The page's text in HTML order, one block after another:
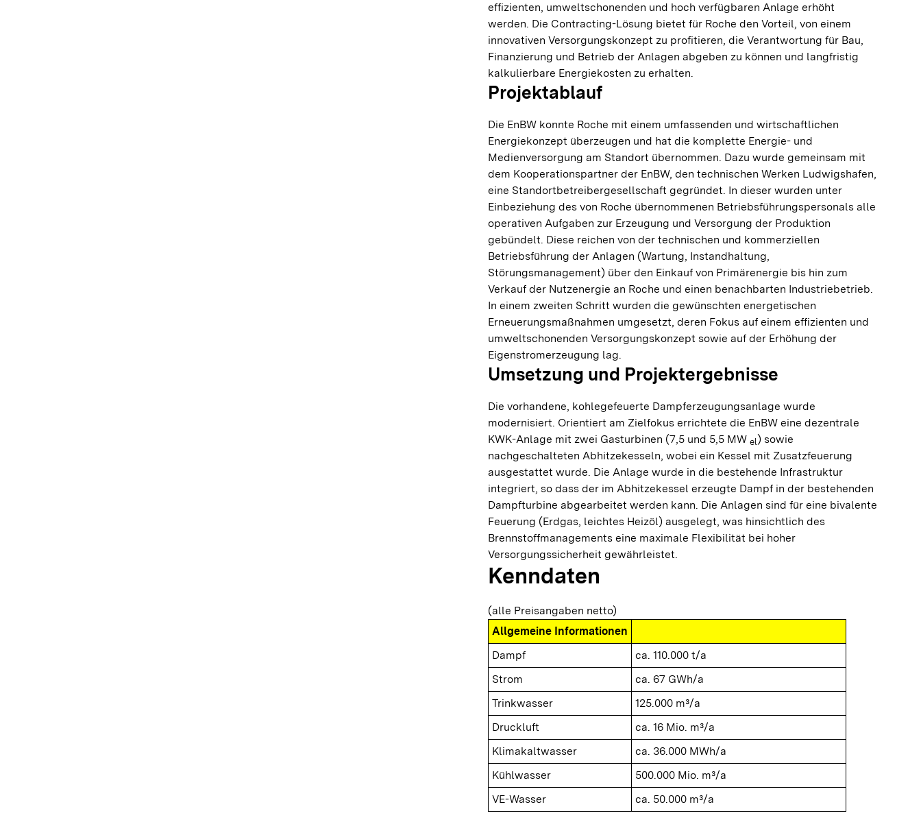
effizienten, umweltschonenden und hoch verfügbaren Anlage erhöht
werden. Die Contracting-Lösung bietet für Roche den Vorteil, von einem
innovativen Versorgungskonzept zu profitieren, die Verantwortung für Bau,
Finanzierung und Betrieb der Anlagen abgeben zu können und langfristig
kalkulierbare Energiekosten zu erhalten.
Projektablauf
Die EnBW konnte Roche mit einem umfassenden und wirtschaftlichen
Energiekonzept überzeugen und hat die komplette Energie- und
Medienversorgung am Standort übernommen. Dazu wurde gemeinsam mit
dem Kooperationspartner der EnBW, den technischen Werken Ludwigshafen,
eine Standortbetreibergesellschaft gegründet. In dieser wurden unter
Einbeziehung des von Roche übernommenen Betriebsführungspersonals alle
operativen Aufgaben zur Erzeugung und Versorgung der Produktion
gebündelt. Diese reichen von der technischen und kommerziellen
Betriebsführung der Anlagen (Wartung, Instandhaltung,
Störungsmanagement) über den Einkauf von Primärenergie bis hin zum
Verkauf der Nutzenergie an Roche und einen benachbarten Industriebetrieb.
In einem zweiten Schritt wurden die gewünschten energetischen
Erneuerungsmaßnahmen umgesetzt, deren Fokus auf einem effizienten und
umweltschonenden Versorgungskonzept sowie auf der Erhöhung der
Eigenstromerzeugung lag.
Umsetzung und Projektergebnisse
Die vorhandene, kohlegefeuerte Dampferzeugungsanlage wurde
modernisiert. Orientiert am Zielfokus errichtete die EnBW eine dezentrale
KWK-Anlage mit zwei Gasturbinen (7,5 und 5,5 MW el) sowie
nachgeschalteten Abhitzekesseln, wobei ein Kessel mit Zusatzfeuerung
ausgestattet wurde. Die Anlage wurde in die bestehende Infrastruktur
integriert, so dass der im Abhitzekessel erzeugte Dampf in der bestehenden
Dampfturbine abgearbeitet werden kann. Die Anlagen sind für eine bivalente
Feuerung (Erdgas, leichtes Heizöl) ausgelegt, was hinsichtlich des
Brennstoffmanagements eine maximale Flexibilität bei hoher
Versorgungssicherheit gewährleistet.
Kenndaten
(alle Preisangaben netto)
Allgemeine Informationen
Dampf
ca. 110.000 t/a
Strom
ca. 67 GWh/a
Trinkwasser
125.000 m³/a
Druckluft
ca. 16 Mio. m³/a
Klimakaltwasser
ca. 36.000 MWh/a
Kühlwasser
500.000 Mio. m³/a
VE-Wasser
ca. 50.000 m³/a